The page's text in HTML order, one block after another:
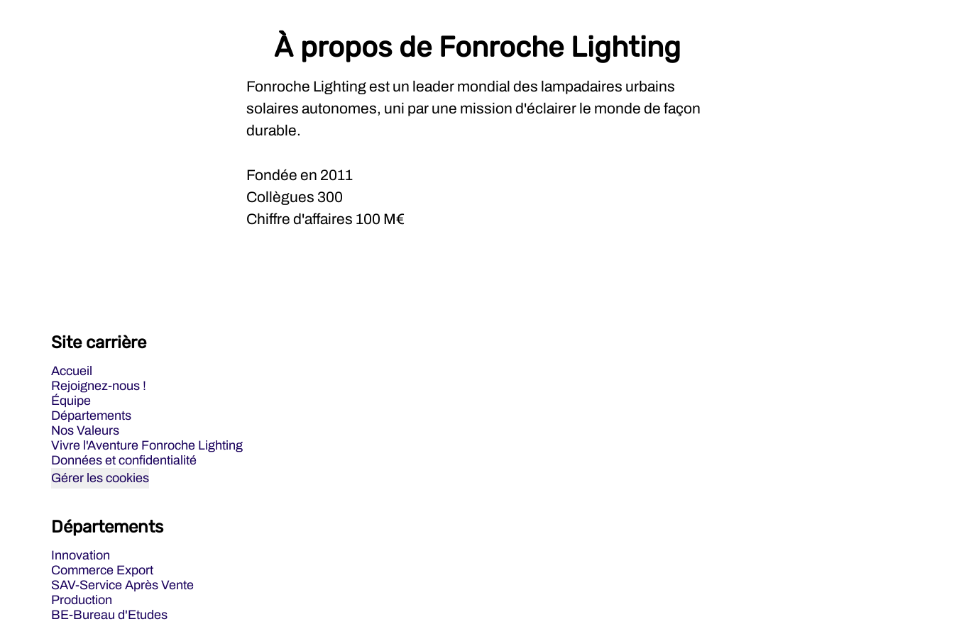
À propos de Fonroche Lighting
Fonroche Lighting est un leader mondial des lampadaires urbains
solaires autonomes, uni par une mission d'éclairer le monde de façon
durable.
Fondée en 2011
Collègues 300
Chiffre d'affaires 100 M€
Site carrière
Accueil
Rejoignez-nous !
Équipe
Départements
Nos Valeurs
Vivre l'Aventure Fonroche Lighting
Données et confidentialité
Gérer les cookies
Départements
Innovation
Commerce Export
SAV-Service Après Vente
Production
BE-Bureau d'Etudes